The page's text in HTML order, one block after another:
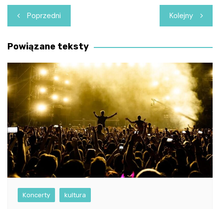
Nawigacja
wpisu
Poprzedni Kolejny
Powiązane teksty
Koncerty kultura